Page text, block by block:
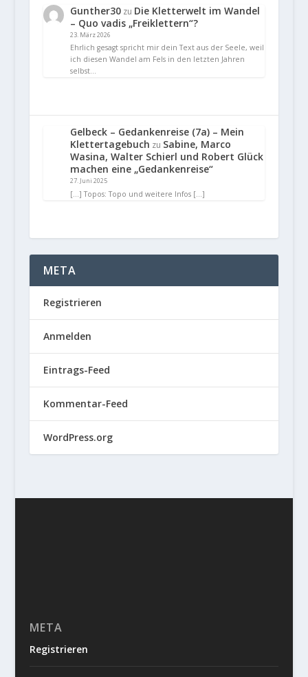
Gunther30zu Die Kletterwelt im Wandel
– Quo vadis „Freiklettern“?
23. März 2026
Ehrlich gesagt spricht mir dein Text aus der Seele, weil
ich diesen Wandel am Fels in den letzten Jahren
selbst…
Gelbeck – Gedankenreise (7a) – Mein
Klettertagebuch zu Sabine, Marco
Wasina, Walter Schierl und Robert Glück
machen eine „Gedankenreise“
27. Juni 2025
[…] Topos: Topo und weitere Infos […]
META
Registrieren
Anmelden
Eintrags-Feed
Kommentar-Feed
WordPress.org
META
Registrieren